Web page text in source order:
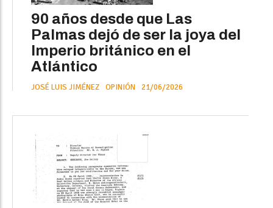
90 años desde que Las
Palmas dejó de ser la joya del
Imperio británico en el
Atlántico
JOSÉ LUIS JIMÉNEZ OPINIÓN 21/06/2026